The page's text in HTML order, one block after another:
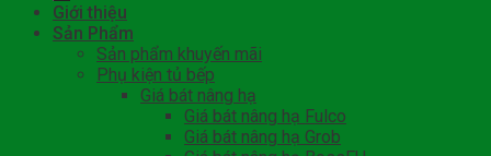
Giới thiệu
Sản Phẩm
Sản phẩm khuyến mãi
Phụ kiện tủ bếp
Giá bát nâng hạ
Giá bát nâng hạ Fulco
Giá bát nâng hạ Grob